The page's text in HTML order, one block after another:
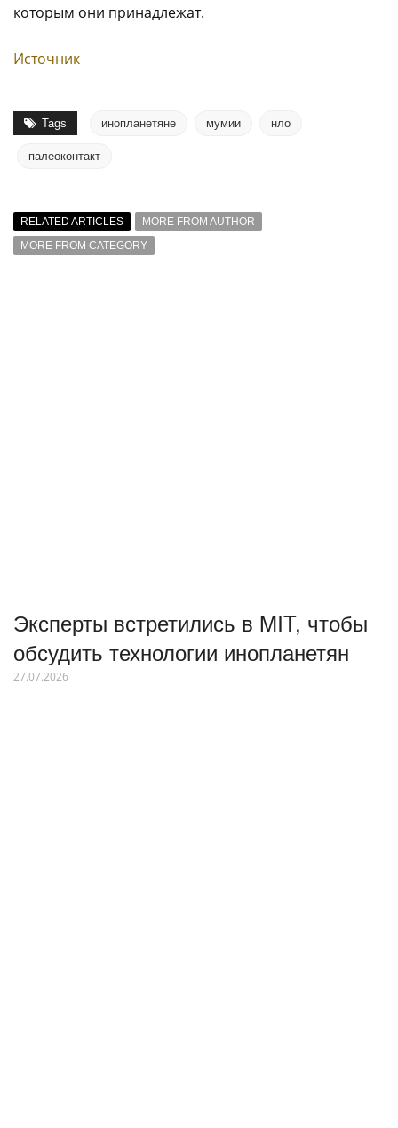
которым они принадлежат.
Источник
Tags инопланетяне мумии нло
палеоконтакт
RELATED ARTICLES
MORE FROM AUTHOR
MORE FROM CATEGORY
Эксперты встретились в MIT, чтобы
обсудить технологии инопланетян
27.07.2026